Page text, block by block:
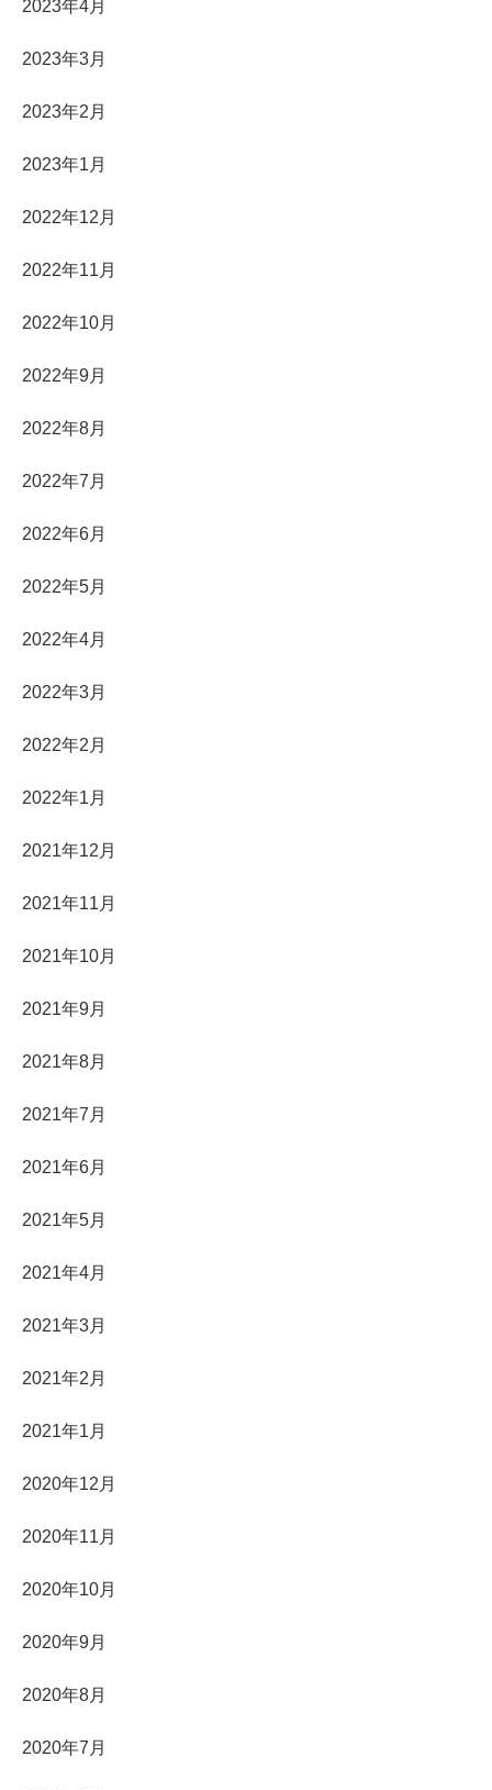
2023年4月
2023年3月
2023年2月
2023年1月
2022年12月
2022年11月
2022年10月
2022年9月
2022年8月
2022年7月
2022年6月
2022年5月
2022年4月
2022年3月
2022年2月
2022年1月
2021年12月
2021年11月
2021年10月
2021年9月
2021年8月
2021年7月
2021年6月
2021年5月
2021年4月
2021年3月
2021年2月
2021年1月
2020年12月
2020年11月
2020年10月
2020年9月
2020年8月
2020年7月